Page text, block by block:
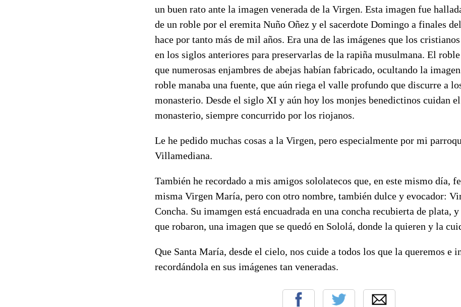
un buen rato ante la imagen venerada de la Virgen. Esta imagen fue
de un roble por el eremita Nuño Oñez y el sacerdote Domingo a finales
hace por tanto más de mil años. Era una de las imágenes que los
en los siglos anteriores para preservarlas de la rapiña musulmana. El
que numerosas enjambres de abejas habían fabricado, ocultando la
roble manaba una fuente, que aún riega el valle profundo que discurre a
monasterio. Desde el siglo XI y aún hoy los monjes benedictinos cuidan
monasterio, siempre concurrido por los riojanos.
Le he pedido muchas cosas a la Virgen, pero especialmente por mi
Villamediana.
También he recordado a mis amigos sololatecos que, en este mismo día,
misma Virgen María, pero con otro nombre, también dulce y evocador:
Concha. Su imamgen está encuadrada en una concha recubierta de plata,
que robaron, una imagen que se quedó en Sololá, donde la quieren y la
Que Santa María, desde el cielo, nos cuide a todos los que la queremos e
recordándola en sus imágenes tan veneradas.